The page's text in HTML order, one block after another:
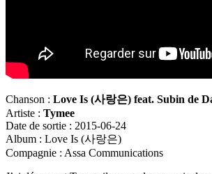
Chanson : Love Is (사랑은) feat. Subin de
Artiste : Tymee
Date de sortie : 2015-06-24
Album : Love Is (사랑은)
Compagnie : Assa Communications